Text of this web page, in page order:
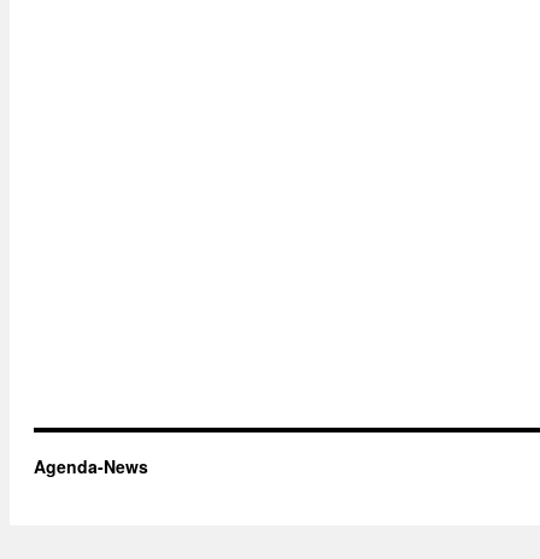
Agenda-News